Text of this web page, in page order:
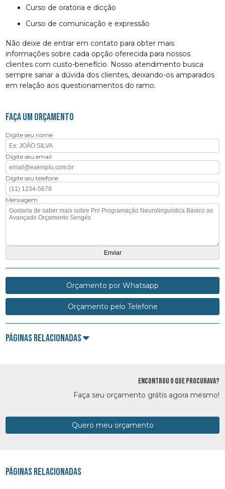
curso de oratória e dicção
curso de comunicação e expressão
Não deixe de entrar em contato para obter mais
informações sobre cada opção oferecida para nossos
clientes com custo-benefício. Nosso atendimento busca
sempre sanar a dúvida dos clientes, deixando-os amparados
em relação aos questionamentos do ramo.
FAÇA UM ORÇAMENTO
Digite seu nome
Digite seu email
Digite seu telefone
Mensagem
Orçamento por Whatsapp
Orçamento pelo Telefone
Páginas Relacionadas
ENCONTROU O QUE PROCURAVA?
Faça seu orçamento grátis agora mesmo!
Quero meu orçamento
Páginas Relacionadas